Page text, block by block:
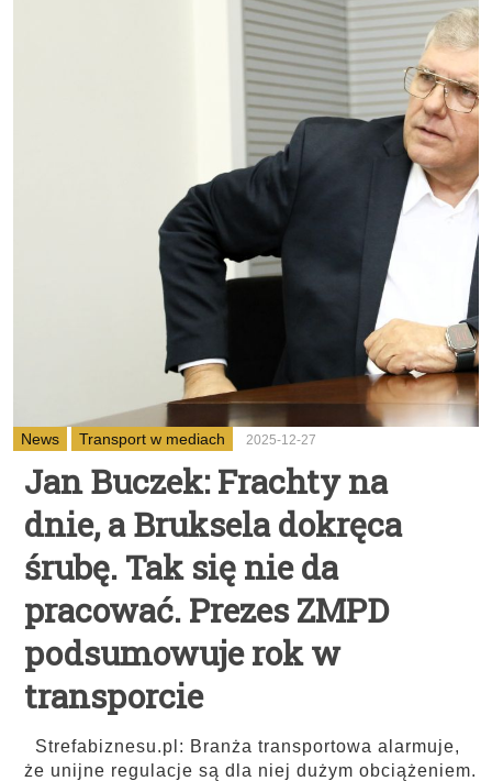
News Transport w mediach 2025-12-27
Jan Buczek: Frachty na
dnie, a Bruksela dokręca
śrubę. Tak się nie da
pracować. Prezes ZMPD
podsumowuje rok w
transporcie
Strefabiznesu.pl: Branża transportowa alarmuje,
że unijne regulacje są dla niej dużym obciążeniem.